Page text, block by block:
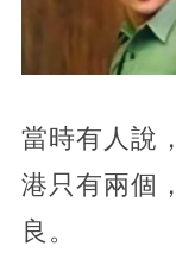
當時有人說
港只有兩個
良。